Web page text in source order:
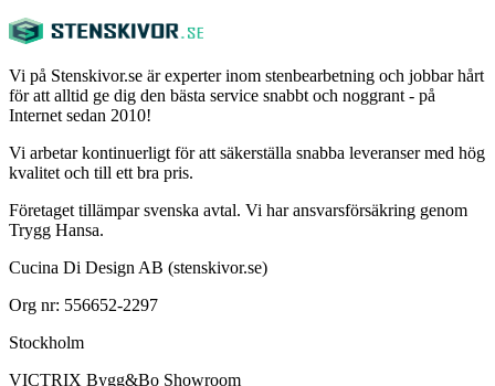
Vi på Stenskivor.se är experter inom stenbearbetning och jobbar hårt
för att alltid ge dig den bästa service snabbt och noggrant - på
Internet sedan 2010!
Vi arbetar kontinuerligt för att säkerställa snabba leveranser med hög
kvalitet och till ett bra pris.
Företaget tillämpar svenska avtal. Vi har ansvarsförsäkring genom
Trygg Hansa.
Cucina Di Design AB (stenskivor.se)
Org nr: 556652-2297
Stockholm
VICTRIX Bygg&Bo Showroom